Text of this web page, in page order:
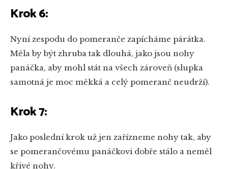
Krok 6:
Nyní zespodu do pomeranče zapícháme párátka.
Měla by být zhruba tak dlouhá, jako jsou nohy
panáčka, aby mohl stát na všech zároveň (slupka
samotná je moc měkká a celý pomeranč neudrží).
Krok 7:
Jako poslední krok už jen zařízneme nohy tak, aby
se pomerančovému panáčkovi dobře stálo a neměl
křivé nohy.